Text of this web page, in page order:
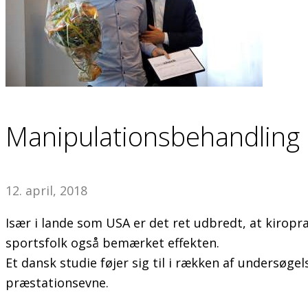
12. april, 2018
Især i lande som USA er det ret udbredt, at
sportsfolk også bemærket effekten.
Et dansk studie føjer sig til i rækken af
præstationsevne.